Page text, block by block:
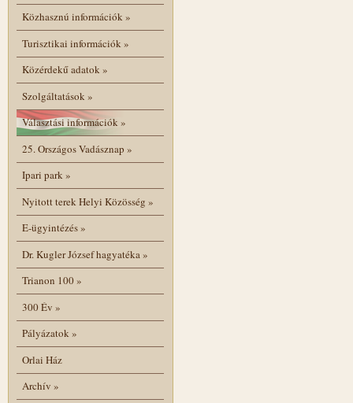
Közhasznú információk»
Turisztikai információk»
Közérdekű adatok»
Szolgáltatások»
Választási információk»
25. Országos Vadásznap »
Ipari park»
Nyitott terek Helyi Közösség »
E-ügyintézés»
Dr. Kugler József hagyatéka»
Trianon 100»
300 Év »
Pályázatok»
Orlai Ház
Archív »